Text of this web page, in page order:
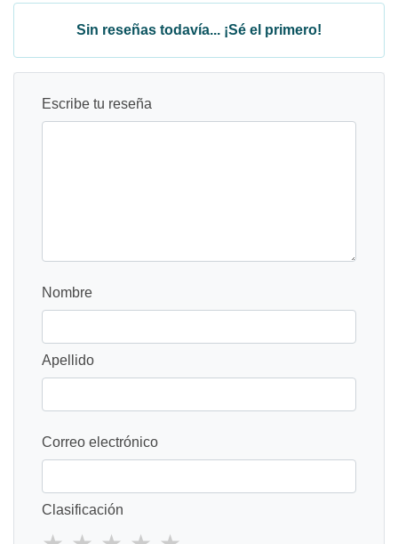
Sin reseñas todavía... ¡Sé el primero!
Escribe tu reseña
Nombre
Apellido
Correo electrónico
Clasificación